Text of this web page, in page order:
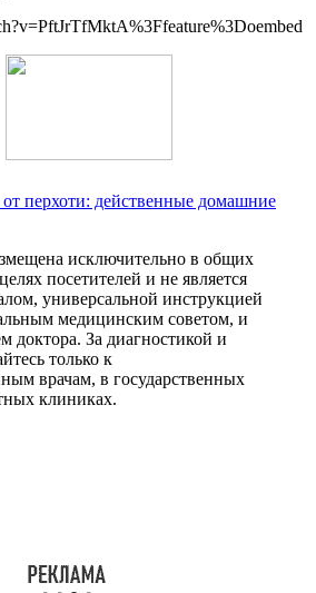
перхоти: действенные домашние
исключительно в общих
посетителей и не является
универсальной инструкцией
медицинским советом, и
доктора. За диагностикой и
только к
врачам, в государственных
клиниках.